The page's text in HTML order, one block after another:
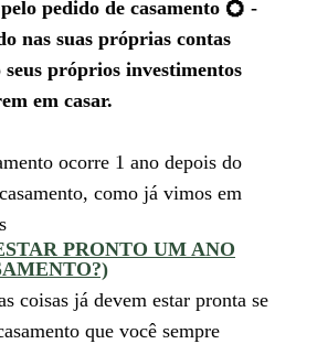
pedido de casamento 💍 -
nas suas próprias contas
seus próprios investimentos
em casar.
ocorre 1 ano depois do
como já vimos em
PRONTO UM ANO
coisas já devem estar pronta se
que você sempre